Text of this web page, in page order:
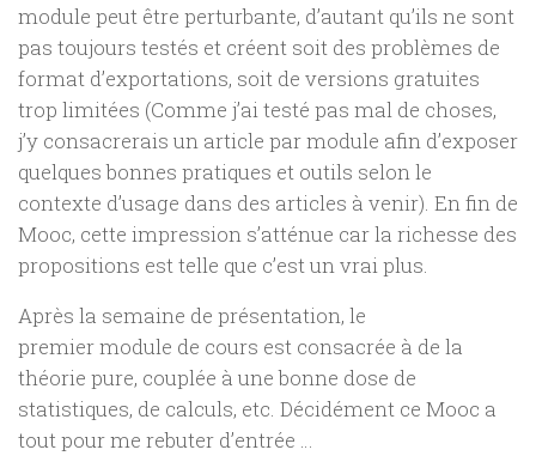
module peut être perturbante, d’autant qu’ils ne sont
pas toujours testés et créent soit des problèmes de
format d’exportations, soit de versions gratuites
trop limitées (Comme j’ai testé pas mal de choses,
j’y consacrerais un article par module afin d’exposer
quelques bonnes pratiques et outils selon le
contexte d’usage dans des articles à venir). En fin de
Mooc, cette impression s’atténue car la richesse des
propositions est telle que c’est un vrai plus.
Après la semaine de présentation, le
premier module de cours est consacrée à de la
théorie pure, couplée à une bonne dose de
statistiques, de calculs, etc. Décidément ce Mooc a
tout pour me rebuter d’entrée …